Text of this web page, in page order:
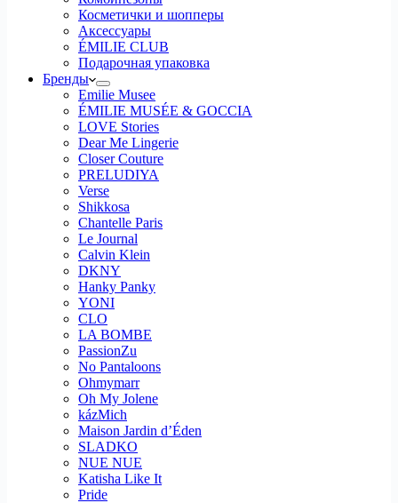
Косметички и шопперы
Аксессуары
ÉMILIE CLUB
Подарочная упаковка
Бренды
Emilie Musee
ÉMILIE MUSÉE & GOCCIA
LOVE Stories
Dear Me Lingerie
Closer Couture
PRELUDIYA
Verse
Shikkosa
Chantelle Paris
Le Journal
Calvin Klein
DKNY
Hanky Panky
YONI
CLO
LA BOMBE
PassionZu
No Pantaloons
Ohmymarr
Oh My Jolene
kázMich
Maison Jardin d’Éden
SLADKO
NUE NUE
Katisha Like It
Pride